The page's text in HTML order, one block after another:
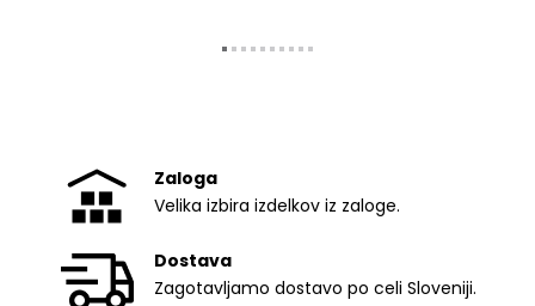
Zaloga
Velika izbira izdelkov iz zaloge.
Dostava
Zagotavljamo dostavo po celi Sloveniji.